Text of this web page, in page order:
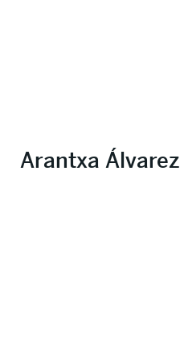
Arantxa Álvarez